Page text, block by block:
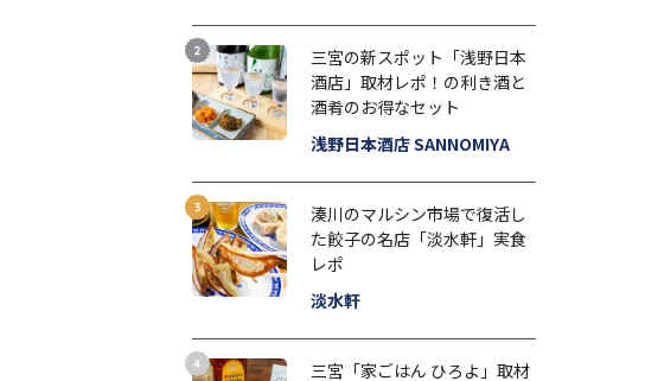
三宮の新スポット「浅野日本
酒店」取材レポ！の利き酒と
酒肴のお得なセット
浅野日本酒店 SANNOMIYA
湊川のマルシン市場で復活し
た餃子の名店「淡水軒」実食
レポ
淡水軒
三宮「家ごはん ひろよ」取材